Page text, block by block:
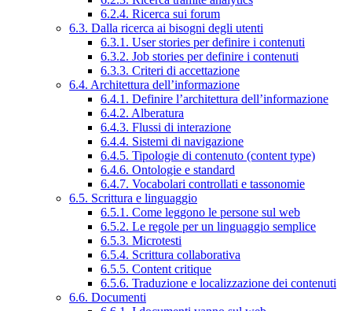
6.2.4. Ricerca sui forum
6.3. Dalla ricerca ai bisogni degli utenti
6.3.1. User stories per definire i contenuti
6.3.2. Job stories per definire i contenuti
6.3.3. Criteri di accettazione
6.4. Architettura dell’informazione
6.4.1. Definire l’architettura dell’informazione
6.4.2. Alberatura
6.4.3. Flussi di interazione
6.4.4. Sistemi di navigazione
6.4.5. Tipologie di contenuto (content type)
6.4.6. Ontologie e standard
6.4.7. Vocabolari controllati e tassonomie
6.5. Scrittura e linguaggio
6.5.1. Come leggono le persone sul web
6.5.2. Le regole per un linguaggio semplice
6.5.3. Microtesti
6.5.4. Scrittura collaborativa
6.5.5. Content critique
6.5.6. Traduzione e localizzazione dei contenuti
6.6. Documenti